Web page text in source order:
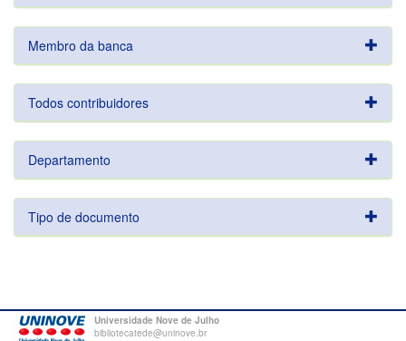
Membro da banca
Todos contribuidores
Departamento
Tipo de documento
Universidade Nove de Julho
bibliotecatede@uninove.br